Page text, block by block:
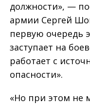
должности», —
армии Сергей
первую очередь
заступает на
работает с
опасности».
«Но при этом не